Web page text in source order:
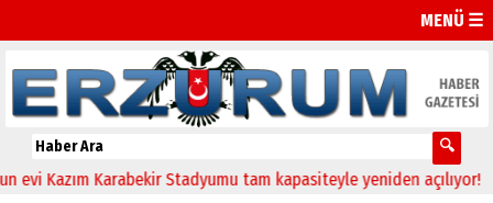
MENÜ ☰
Kazım Karabekir Stadyumu tam kapasiteyle yeniden açılıyor!